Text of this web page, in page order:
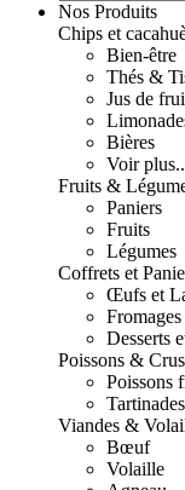
Nos Produits
Chips et
Bien-être
Thés &
Jus de
Bières
Voir
Fruits &
Paniers
Fruits
Légumes
Coffrets et
Œufs et
Fromages
Desserts
Poissons &
Poissons
Viandes &
Bœuf
Volaille